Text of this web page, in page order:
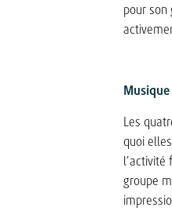
pour
Les
quoi
l’activité
groupe